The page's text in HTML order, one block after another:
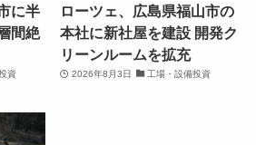
に半
間絶
資
ローツェ、広島県福山市の
本社に新社屋を建設 開発ク
リーンルームを拡充
2026年8月3日 工場・設備投資